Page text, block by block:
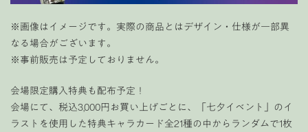
※画像はイメージです。実際の商品とはデザイン・仕様が一部異
なる場合がございます。
※事前販売は予定しておりません。
会場限定購入特典も配布予定！
会場にて、税込3,000円お買い上げごとに、「七夕イベント」のイ
ラストを使用した特典キャラカード全21種の中からランダムで1枚